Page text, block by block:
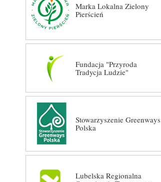
Marka Lokalna Zielony
Pierścień
Fundacja "Przyroda
Tradycja Ludzie"
Stowarzyszenie Greenways
Polska
Lubelska Regionalna